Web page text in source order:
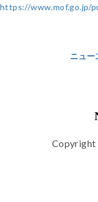
https://www.mof.go.jp/
ニュー
Copyright